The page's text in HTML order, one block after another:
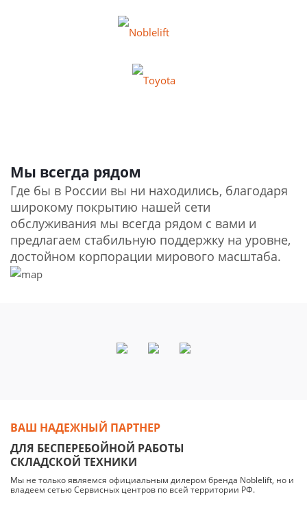
Мы всегда рядом
Где бы в России вы ни находились, благодаря
широкому покрытию нашей сети
обслуживания мы всегда рядом с вами и
предлагаем стабильную поддержку на уровне,
достойном корпорации мирового масштаба.
ВАШ НАДЕЖНЫЙ ПАРТНЕР
ДЛЯ БЕСПЕРЕБОЙНОЙ РАБОТЫ
СКЛАДСКОЙ ТЕХНИКИ
Мы не только являемся официальным дилером бренда Noblelift, но и
владеем сетью Сервисных центров по всей территории РФ.